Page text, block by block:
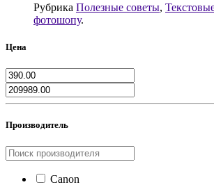
Рубрика Полезные советы,
фотошопу.
Цена
Производитель
Canon